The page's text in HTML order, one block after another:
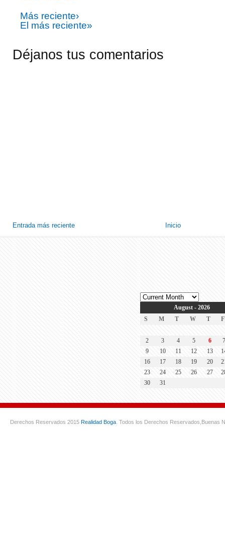
Más reciente›
El más reciente»
Déjanos tus comentarios
Entrada más reciente Inicio
August - 2026
S
M T W T F
2 3 4 5 6
9
10 11 12 13
16
17 18 19 20
23
24 25 26 27
30
31
Derechos Reservados 2015 Realidad Boga . Todos los Derechos Reservados, Buenas